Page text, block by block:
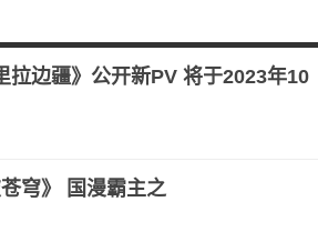
拉边疆》公开新PV 将于2023年10
穹》 国漫霸主之